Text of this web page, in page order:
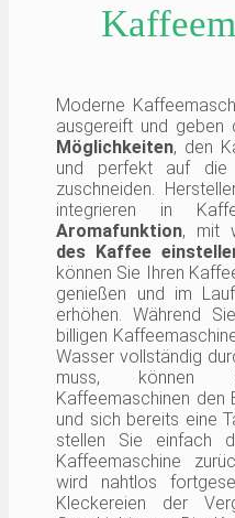
Moderne
ausgereift und geben
Möglichkeiten, den
und perfekt auf die
zuschneiden.
integrieren in
Aromafunktion, mit
des Kaffee
können Sie Ihren
genießen und im
erhöhen. Während
billigen
Wasser vollständig
muss, können
Kaffeemaschinen den
und sich bereits eine
stellen Sie einfach
Kaffeemaschine
wird nahtlos
Kleckereien der